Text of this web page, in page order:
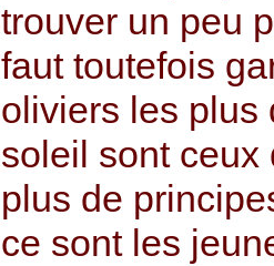
trouver un peu
faut toutefois
oliviers les plus
soleil sont ceux
plus de
ce sont les